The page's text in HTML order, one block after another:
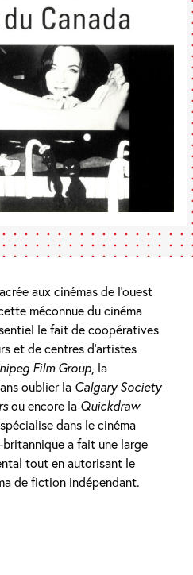
aux cinémas de l’ouest
méconnue du cinéma
le fait de coopératives
et de centres d’artistes
Film Group , la
oublier la Calgary Society
ou encore la Quickdraw
dans le cinéma
britannique a fait une large
tout en autorisant le
de fiction indépendant.